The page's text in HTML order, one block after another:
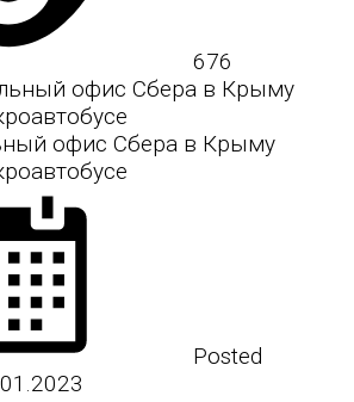
676
офис Сбера в Крыму
Posted